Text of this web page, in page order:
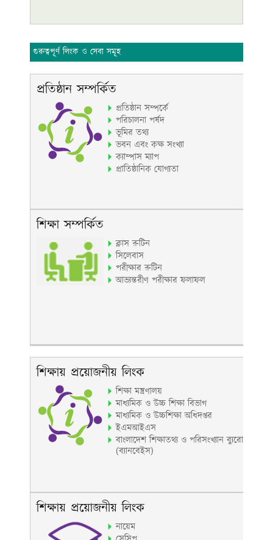
গুরুত্বপূর্ণ লিংক ও সেবা সমূহ
প্রতিষ্ঠান সম্পর্কিত
প্রতিষ্ঠান সম্পর্কে
পরিচালনা পর্ষদ
ভূমির তথ্য
ভবন এবং কক্ষ সংখ্যা
ক্যাম্পাস ম্যাপ
প্রাতিষ্ঠানিক যোগ্যতা
শিক্ষা সম্পর্কিত
ক্লাস রুটিন
সিলেবাস
পরীক্ষার রুটিন
আভ্যন্তরীণ পরীক্ষার ফলাফল
শিক্ষায় প্রয়োজনীয় লিংক
শিক্ষা মন্ত্রণালয়
মাধ্যমিক ও উচ্চ শিক্ষা বিভাগ
মাধ্যমিক ও উচ্চশিক্ষা অধিদপ্তর
ইএমআইএস
বাংলাদেশ শিক্ষাতথ্য ও পরিসংখ্যান ব্যুরো
(ব্যানবেইস)
শিক্ষায় প্রয়োজনীয় লিংক
নায়েম